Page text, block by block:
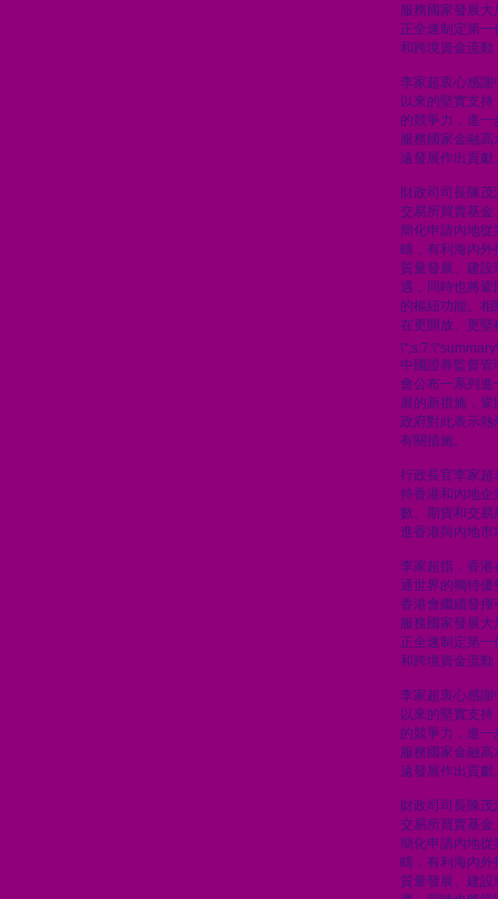
服務國家發展
正全速制定第
和跨境資金流動
李家超衷心感謝
以來的堅實支
的競爭力，進
服務國家金融
遠發展作出貢獻
財政司司長陳
交易所買賣基金
簡化申請內地
疇，有利海內外
質量發展、建
遇，同時也將
的樞紐功能。
在更開放、更堅
中國證券監督管
會公布一系列進
展的新措施，
政府對此表示熱
有關措施。
行政長官李家超
持香港和內地企
數、期貨和交
進香港與內地市
李家超指，香港
通世界的獨特優
香港會繼續發揮
服務國家發展
正全速制定第
和跨境資金流動
李家超衷心感謝
以來的堅實支
的競爭力，進
服務國家金融
遠發展作出貢獻
財政司司長陳
交易所買賣基金
簡化申請內地
疇，有利海內外
質量發展、建